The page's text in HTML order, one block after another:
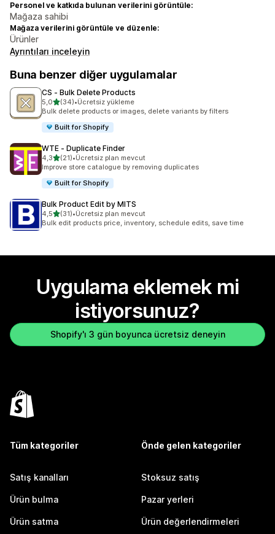
Personel ve katkıda bulunan verilerini görüntüle:
Mağaza sahibi
Mağaza verilerini görüntüle ve düzenle:
Ürünler
Ayrıntıları inceleyin
Buna benzer diğer uygulamalar
CS ‑ Bulk Delete Products
5,05 yıldız üzerinden
(34)
toplam 34 değerlendirme
•Ücretsiz yükleme
Bulk delete products or images, delete variants by filters
Built for Shopify
WTE ‑ Duplicate Finder
4,35 yıldız üzerinden
(21)
toplam 21 değerlendirme
•Ücretsiz plan mevcut
Improve store catalogue by removing duplicates
Built for Shopify
Bulk Product Edit by MITS
4,55 yıldız üzerinden
(31)
toplam 31 değerlendirme
•Ücretsiz plan mevcut
Bulk edit products price, inventory, schedule edits, save time
Uygulama eklemek mi
istiyorsunuz?
Shopify'ı 3 gün boyunca ücretsiz deneyin
Tüm kategoriler
Satış kanalları
Ürün bulma
Ürün satma
Önde gelen kategoriler
Stoksuz satış
Pazar yerleri
Ürün değerlendirmeleri